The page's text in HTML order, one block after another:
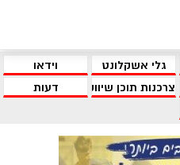
גלי אשקלונט
וידאו
צרכנות תוכן שיווקי
דעות